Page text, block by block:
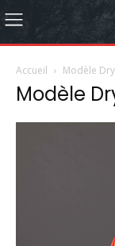
Accueil Modèle
Modèle